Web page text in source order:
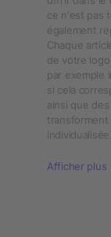
ce n'est pas
également
Chaque
de votre
par exemple
si cela
ainsi que
transforment
individualisée.
Afficher plus